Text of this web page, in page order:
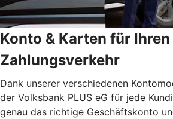
Konto & Karten für Ihren
Zahlungsverkehr
Dank unserer verschiedenen
der Volksbank PLUS eG für jede
genau das richtige Geschäftskonto